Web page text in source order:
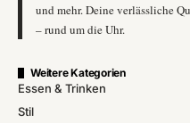
und mehr. Deine verlässliche
– rund um die Uhr.
Weitere Kategorien
Essen & Trinken
Stil